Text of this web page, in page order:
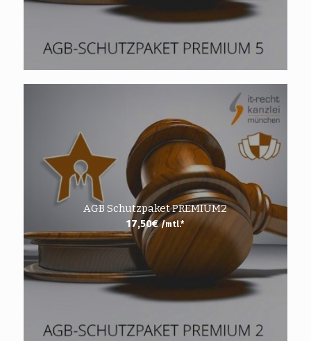
AGB Schutzpaket PREMIUM2
17,50€ /mtl.*